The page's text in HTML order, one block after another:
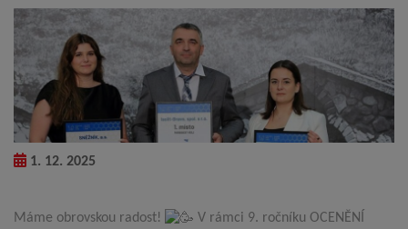
1. 12. 2025
Máme obrovskou radost!
V rámci 9. ročníku OCENĚNÍ